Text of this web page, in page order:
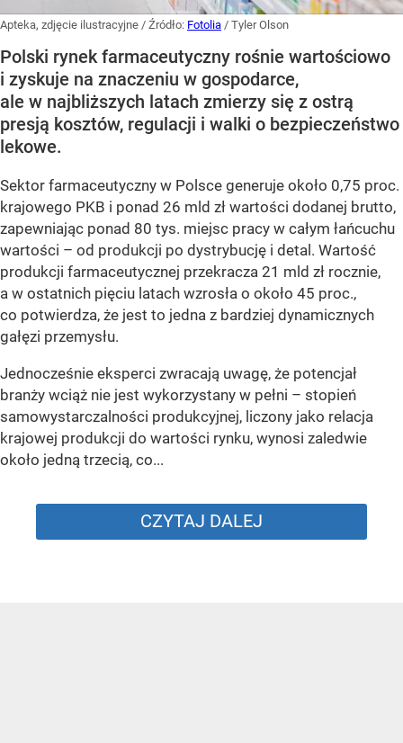
Apteka, zdjęcie ilustracyjne / Źródło: Fotolia / Tyler Olson
Polski rynek farmaceutyczny rośnie wartościowo
i zyskuje na znaczeniu w gospodarce,
ale w najbliższych latach zmierzy się z ostrą
presją kosztów, regulacji i walki o bezpieczeństwo
lekowe.
Sektor farmaceutyczny w Polsce generuje około 0,75 proc.
krajowego PKB i ponad 26 mld zł wartości dodanej brutto,
zapewniając ponad 80 tys. miejsc pracy w całym łańcuchu
wartości – od produkcji po dystrybucję i detal. Wartość
produkcji farmaceutycznej przekracza 21 mld zł rocznie,
a w ostatnich pięciu latach wzrosła o około 45 proc.,
co potwierdza, że jest to jedna z bardziej dynamicznych
gałęzi przemysłu.
Jednocześnie eksperci zwracają uwagę, że potencjał
branży wciąż nie jest wykorzystany w pełni – stopień
samowystarczalności produkcyjnej, liczony jako relacja
krajowej produkcji do wartości rynku, wynosi zaledwie
około jedną trzecią, co...
CZYTAJ DALEJ